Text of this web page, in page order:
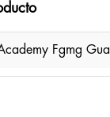
Fgmg